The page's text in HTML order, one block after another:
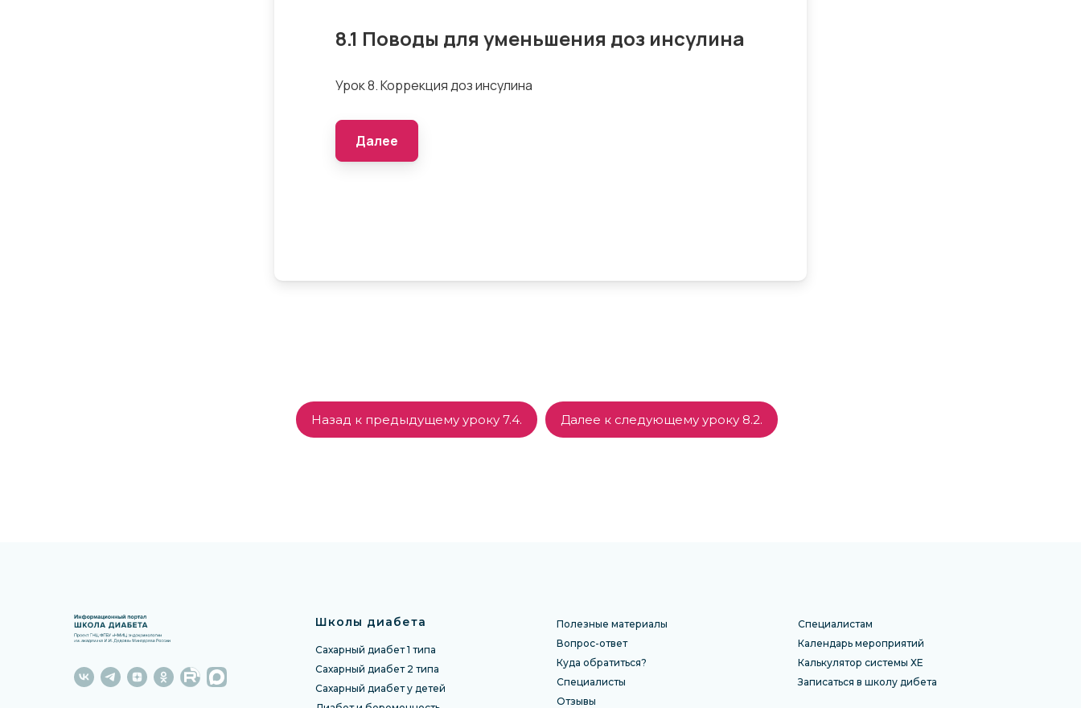
Назад к предыдущему уроку 7.4. Далее к следующему уроку 8.2.
Школы диабета
Сахарный диабет 1 типа
Сахарный диабет 2 типа
Сахарный диабет у детей
Полезные материалы
Вопрос-ответ
Куда обратиться?
Специалисты
Отзывы
Специалистам
Календарь мероприятий
Калькулятор системы ХЕ
Записаться в школу дибета